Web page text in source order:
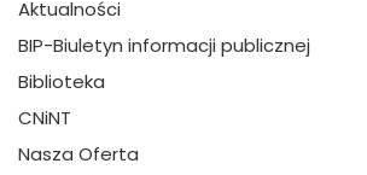
Aktualności
BIP-Biuletyn informacji publicznej
Biblioteka
CNiNT
Nasza Oferta